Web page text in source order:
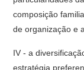
composição
de organização e
IV - a
estratégia